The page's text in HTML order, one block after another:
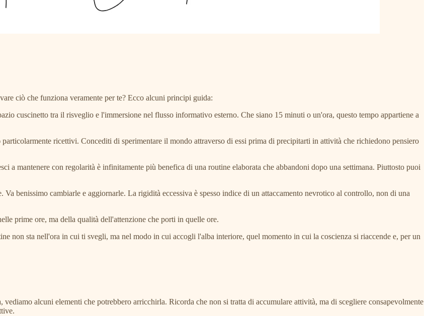
ciò che funziona veramente per te? Ecco alcuni principi guida:
cuscinetto tra il risveglio e l'immersione nel flusso informativo esterno. Che siano 15 minuti o un'ora, questo tempo appartiene a
ricettivi. Concediti di sperimentare il mondo attraverso di essi prima di precipitarti in attività che richiedono pensiero
a mantenere con regolarità è infinitamente più benefica di una routine elaborata che abbandoni dopo una settimana. Piuttosto puoi
Va benissimo cambiarle e aggiornarle. La rigidità eccessiva è spesso indice di un attaccamento nevrotico al controllo, non di una
prime ore, ma della qualità dell'attenzione che porti in quelle ore.
non sta nell'ora in cui ti svegli, ma nel modo in cui accogli l'alba interiore, quel momento in cui la coscienza si riaccende e, per un
alcuni elementi che potrebbero arricchirla. Ricorda che non si tratta di accumulare attività, ma di scegliere consapevolmente